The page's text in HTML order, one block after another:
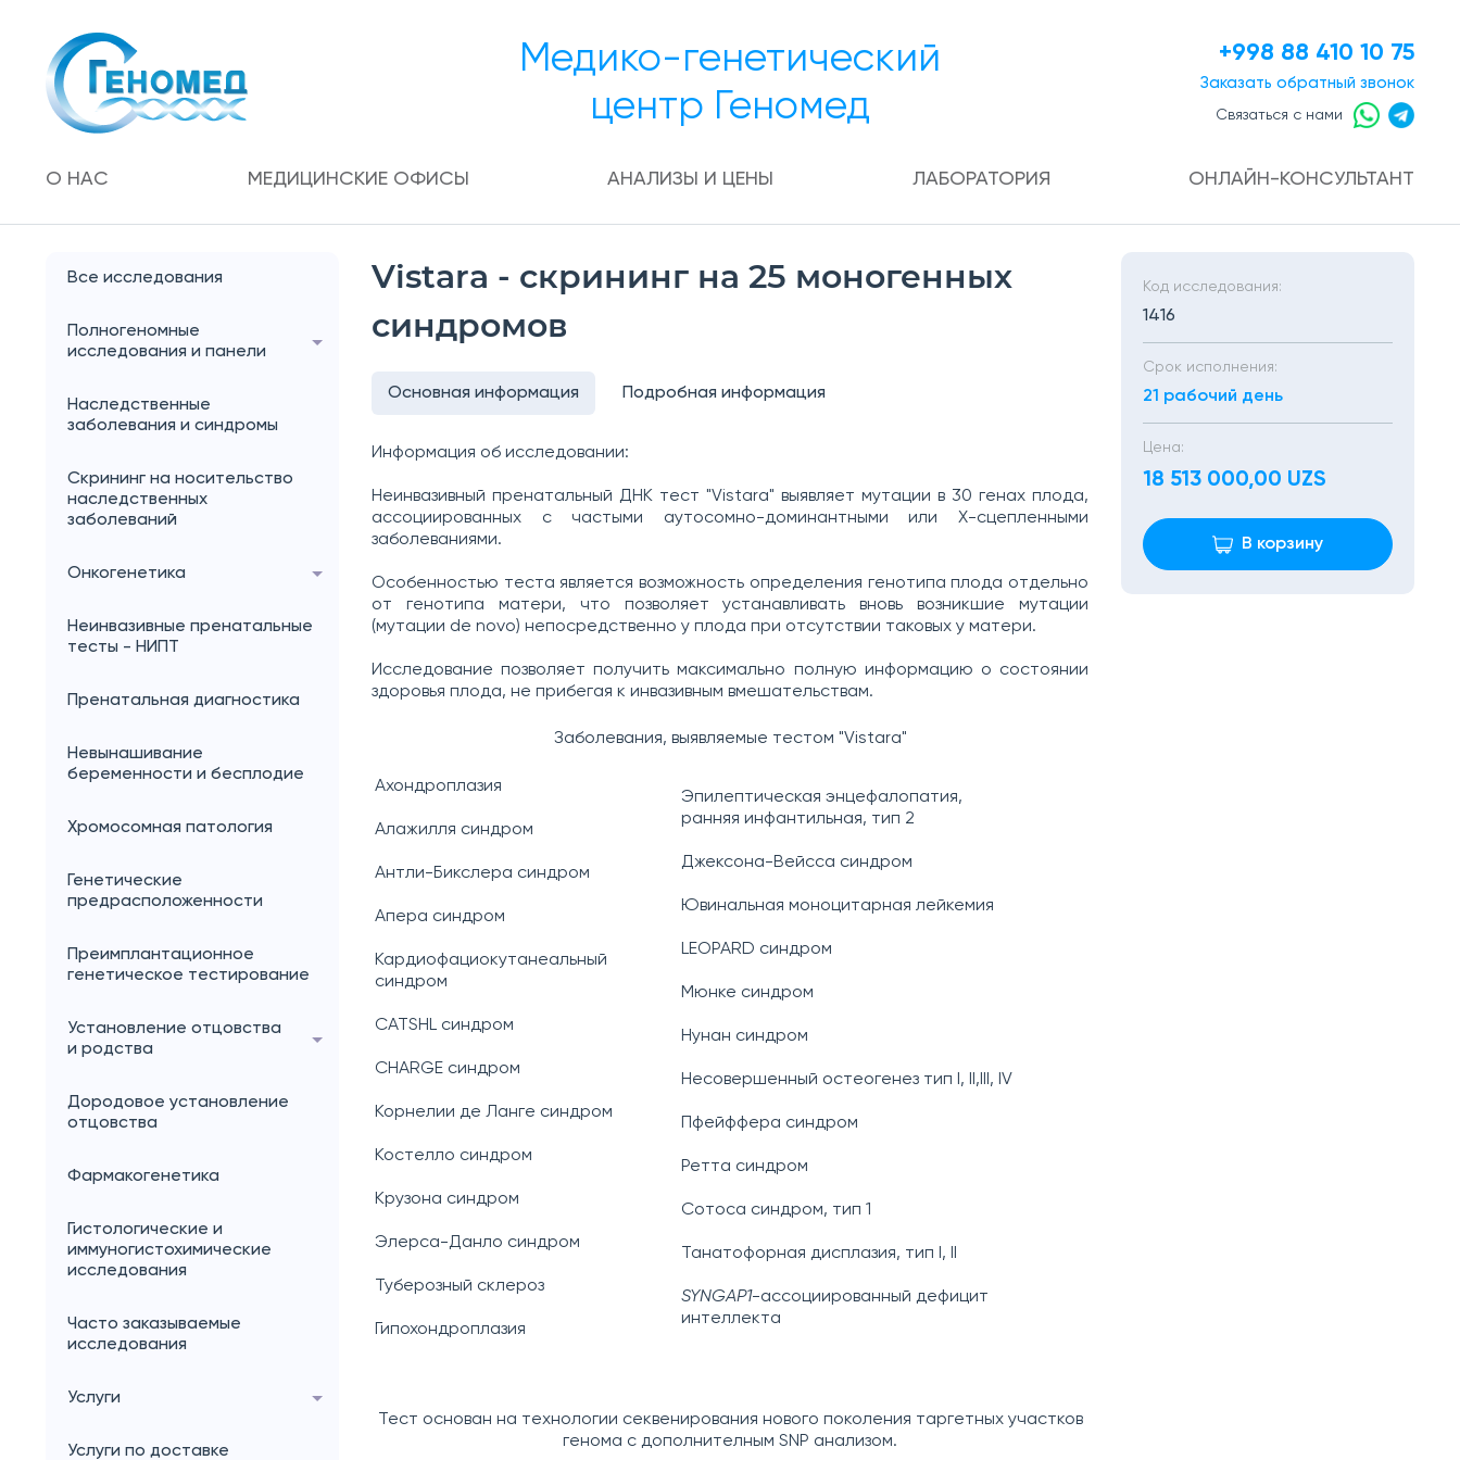
Медико-генетический
центр Геномед
+998 88 410 10 75
Заказать обратный звонок
Связаться с нами
О НАС МЕДИЦИНСКИЕ ОФИСЫ АНАЛИЗЫ И ЦЕНЫ ЛАБОРАТОРИЯ ОНЛАЙН-КОНСУЛЬТАНТ
Все исследования
Полногеномные
исследования и панели
Наследственные
заболевания и синдромы
Скрининг на носительство
наследственных
заболеваний
Онкогенетика
Неинвазивные пренатальные
тесты - НИПТ
Пренатальная диагностика
Невынашивание
беременности и бесплодие
Хромосомная патология
Генетические
предрасположенности
Преимплантационное
генетическое тестирование
Установление отцовства
и родства
Дородовое установление
отцовства
Фармакогенетика
Гистологические и
иммуногистохимические
исследования
Часто заказываемые
исследования
Услуги
Услуги по доставке
Vistara - скрининг на 25 моногенных
синдромов
Основная информация Подробная информация
Информация об исследовании:
Неинвазивный пренатальный ДНК тест "Vistara" выявляет мутации в 30 генах плода,
ассоциированных с частыми аутосомно-доминантными или Х-сцепленными
заболеваниями.
Особенностью теста является возможность определения генотипа плода отдельно
от генотипа матери, что позволяет устанавливать вновь возникшие мутации
(мутации de novo) непосредственно у плода при отсутствии таковых у матери.
Исследование позволяет получить максимально полную информацию о состоянии
здоровья плода, не прибегая к инвазивным вмешательствам.
Заболевания, выявляемые тестом "Vistara"
Ахондроплазия
Алажилля синдром
Антли-Бикслера синдром
Апера синдром
Кардиофациокутанеальный
синдром
CATSHL синдром
CHARGE синдром
Корнелии де Ланге синдром
Костелло синдром
Крузона синдром
Элерса-Данло синдром
Туберозный склероз
Гипохондроплазия
Эпилептическая энцефалопатия,
ранняя инфантильная, тип 2
Джексона-Вейсса синдром
Ювинальная моноцитарная лейкемия
LEOPARD синдром
Мюнке синдром
Нунан синдром
Несовершенный остеогенез тип I, II,III, IV
Пфейффера синдром
Ретта синдром
Сотоса синдром, тип 1
Танатофорная дисплазия, тип I, II
SYNGAP1-ассоциированный дефицит
интеллекта
Тест основан на технологии секвенирования нового поколения таргетных участков
генома с дополнителным SNP анализом.
Код исследования:
1416
Срок исполнения:
21 рабочий день
Цена:
18 513 000,00 UZS
В корзину